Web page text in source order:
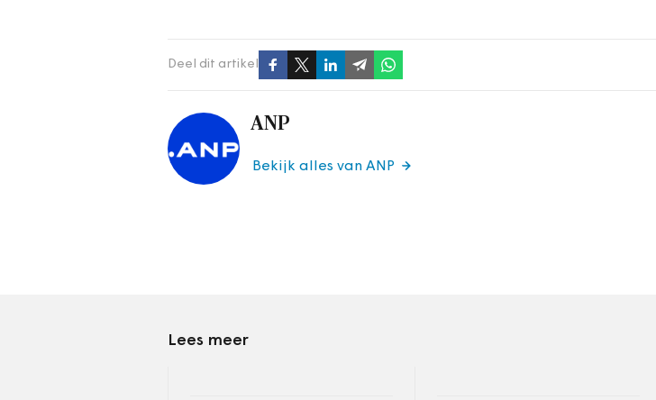
Deel dit artikel
ANP
Bekijk alles van ANP
Lees meer